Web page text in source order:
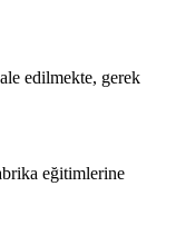
edilmekte, gerek
eğitimlerine